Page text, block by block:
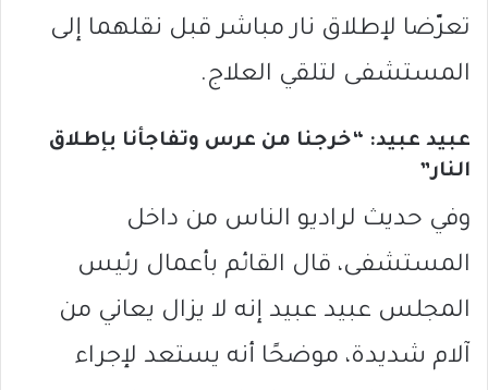
تعرّضا لإطلاق نار مباشر قبل نقلهما إلى
المستشفى لتلقي العلاج.
عبيد عبيد: “خرجنا من عرس وتفاجأنا بإطلاق
النار”
وفي حديث لراديو الناس من داخل
المستشفى، قال القائم بأعمال رئيس
المجلس عبيد عبيد إنه لا يزال يعاني من
آلام شديدة، موضحًا أنه يستعد لإجراء